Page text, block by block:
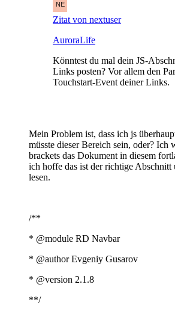
Zitat von nextuser
AuroraLife
Könntest du mal dein JS-
Links posten? Vor allem den
Touchstart-Event deiner Links.
Mein Problem ist, dass ich js
müsste dieser Bereich sein, oder? Ich
brackets das Dokument in diesem
ich hoffe das ist der richtige Abschnitt
lesen.
/**
* @module RD Navbar
* @author Evgeniy Gusarov
* @version 2.1.8
**/